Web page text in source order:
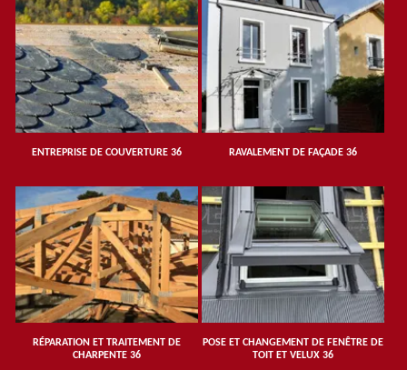
ENTREPRISE DE COUVERTURE 36 RAVALEMENT DE FAÇADE 36
RÉPARATION ET TRAITEMENT DE
CHARPENTE 36
POSE ET CHANGEMENT DE FENÊTRE DE
TOIT ET VELUX 36